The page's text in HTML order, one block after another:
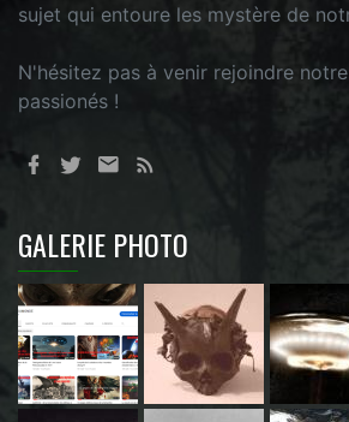
sujet qui entoure les mystère de
N'hésitez pas à venir rejoindre
passionés !
GALERIE PHOTO